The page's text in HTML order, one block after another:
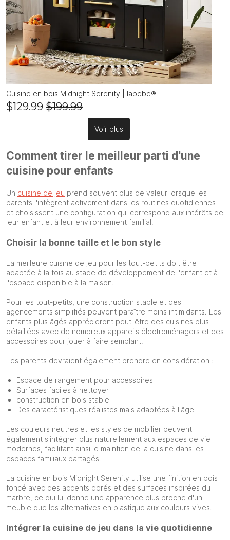
Cuisine en bois Midnight Serenity | labebe®
$129.99 $199.99
Voir plus
Comment tirer le meilleur parti d'une
cuisine pour enfants
Un cuisine de jeu prend souvent plus de valeur lorsque les
parents l'intègrent activement dans les routines quotidiennes
et choisissent une configuration qui correspond aux intérêts de
leur enfant et à leur environnement familial.
Choisir la bonne taille et le bon style
La meilleure cuisine de jeu pour les tout-petits doit être
adaptée à la fois au stade de développement de l'enfant et à
l'espace disponible à la maison.
Pour les tout-petits, une construction stable et des
agencements simplifiés peuvent paraître moins intimidants. Les
enfants plus âgés apprécieront peut-être des cuisines plus
détaillées avec de nombreux appareils électroménagers et des
accessoires pour jouer à faire semblant.
Les parents devraient également prendre en considération :
Espace de rangement pour accessoires
Surfaces faciles à nettoyer
construction en bois stable
Des caractéristiques réalistes mais adaptées à l'âge
Les couleurs neutres et les styles de mobilier peuvent
également s'intégrer plus naturellement aux espaces de vie
modernes, facilitant ainsi le maintien de la cuisine dans les
espaces familiaux partagés.
La cuisine en bois Midnight Serenity utilise une finition en bois
foncé avec des accents dorés et des surfaces inspirées du
marbre, ce qui lui donne une apparence plus proche d'un
meuble que les alternatives en plastique aux couleurs vives.
Intégrer la cuisine de jeu dans la vie quotidienne